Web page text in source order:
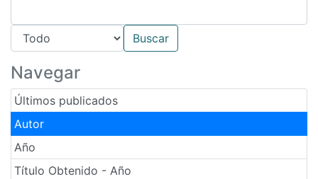
Navegar
Últimos publicados
Autor
Año
Título Obtenido - Año